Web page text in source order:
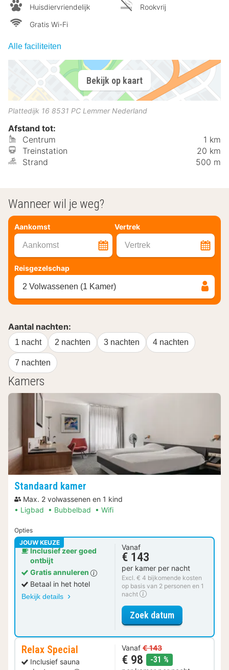
Huisdiervriendelijk
Gratis Wi-Fi
Rookvrij
Alle faciliteiten
Bekijk op kaart
Plattedijk 16 8531 PC Lemmer Nederland
Afstand tot:
Centrum
1 km
Treinstation
20 km
Strand
500 m
Wanneer wil je weg?
Aankomst Vertrek
Aankomst Vertrek
Reisgezelschap
2 Volwassenen (1 Kamer)
Aantal nachten:
1 nacht 2 nachten 3 nachten 4 nachten
7 nachten
Kamers
Standaard kamer
Max. 2 volwassenen en 1 kind
Ligbad
Bubbelbad Wifi
Opties
JOUW KEUZE
Inclusief zeer goed
ontbijt
Gratis annuleren
Betaal in het hotel
Bekijk details
Vanaf
€ 143
per kamer per nacht
Excl. € 4 bijkomende kosten
op basis van 2 personen en 1
nacht
Zoek datumvoor
Relax Special
Inclusief sauna
Vanaf € 143
€ 98 -31 %